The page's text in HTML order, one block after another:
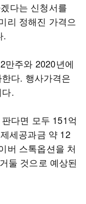
다는 신청서를
리 정해진 가격으
.
만주와 2020년에
다. 행사가격은
.
다면 모두 151억
세공과금 약 12
버 스톡옵션을 처
둘 것으로 예상된